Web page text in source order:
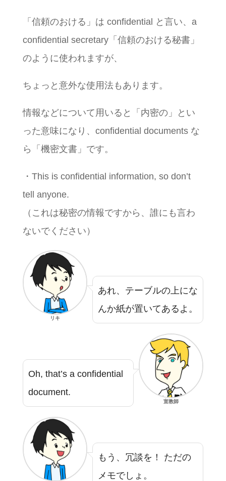
「信頼のおける」は confidential と言い、a
confidential secretary「信頼のおける秘書」
のように使われますが、
ちょっと意外な使用法もあります。
情報などについて用いると「内密の」とい
った意味になり、confidential documents な
ら「機密文書」です。
・This is confidential information, so don’t
tell anyone.
（これは秘密の情報ですから、誰にも言わ
ないでください）
リキ
あれ、テーブルの上にな
んか紙が置いてあるよ。
Oh, that’s a confidential
document.
宣教師
もう、冗談を！ ただの
メモでしょ。